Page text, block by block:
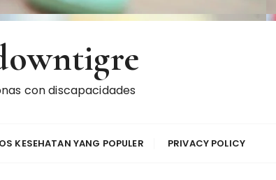
con discapacidades
KESEHATAN YANG POPULER PRIVACY POLICY